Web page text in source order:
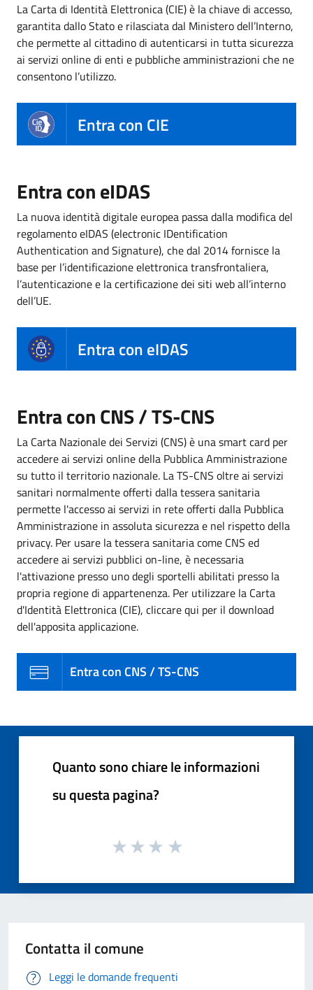
La Carta di Identità Elettronica (CIE) è la chiave di accesso,
garantita dallo Stato e rilasciata dal Ministero dell’Interno,
che permette al cittadino di autenticarsi in tutta sicurezza
ai servizi online di enti e pubbliche amministrazioni che ne
consentono l’utilizzo.
Entra con CIE
Entra con eIDAS
La nuova identità digitale europea passa dalla modifica del
regolamento eIDAS (electronic IDentification
Authentication and Signature), che dal 2014 fornisce la
base per l’identificazione elettronica transfrontaliera,
l’autenticazione e la certificazione dei siti web all’interno
dell’UE.
Entra con eIDAS
Entra con CNS / TS-CNS
La Carta Nazionale dei Servizi (CNS) è una smart card per
accedere ai servizi online della Pubblica Amministrazione
su tutto il territorio nazionale. La TS-CNS oltre ai servizi
sanitari normalmente offerti dalla tessera sanitaria
permette l'accesso ai servizi in rete offerti dalla Pubblica
Amministrazione in assoluta sicurezza e nel rispetto della
privacy. Per usare la tessera sanitaria come CNS ed
accedere ai servizi pubblici on-line, è necessaria
l'attivazione presso uno degli sportelli abilitati presso la
propria regione di appartenenza. Per utilizzare la Carta
d'Identità Elettronica (CIE), cliccare qui per il download
dell'apposita applicazione.
Entra con CNS / TS-CNS
Quanto sono chiare le informazioni
su questa pagina?
Contatta il comune
Leggi le domande frequenti